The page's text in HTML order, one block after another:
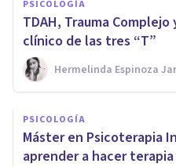
PSICOLOGÍA
TDAH, Trauma
clínico de las tres “T”
Hermelinda Espinoza
PSICOLOGÍA
Máster en Psicoterapia
aprender a hacer